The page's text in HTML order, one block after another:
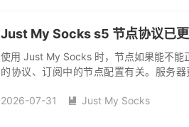
Just My Socks s5 节点协议已
使用 Just My Socks 时，节点如果能不能
的协议、订阅中的节点配置有关。服务
2026-07-31
 Just My Socks